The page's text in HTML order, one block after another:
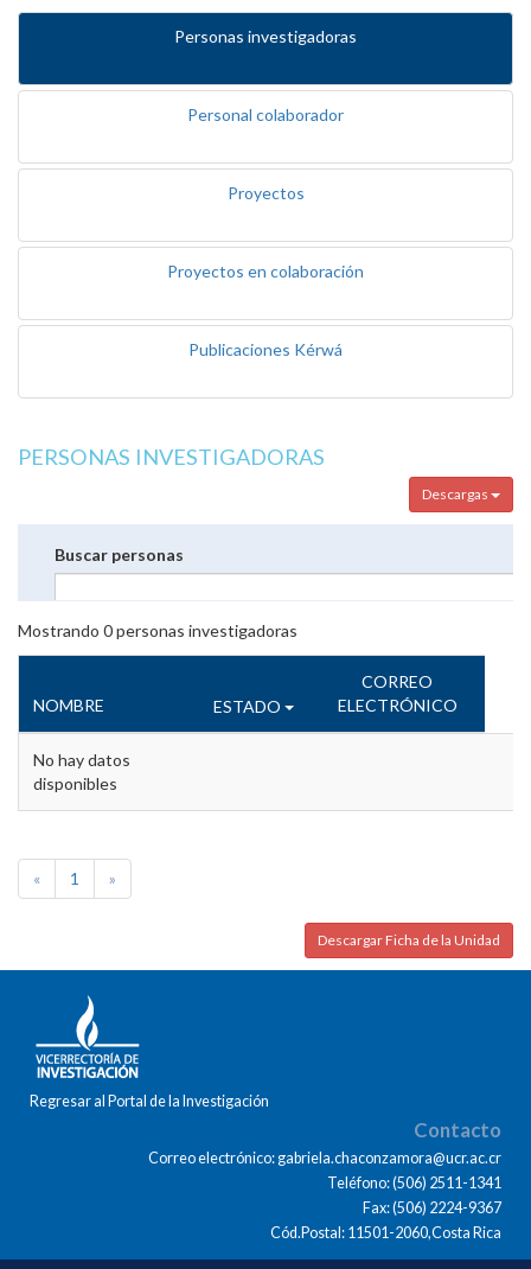
Personas investigadoras
Personal colaborador
Proyectos
Proyectos en colaboración
Publicaciones Kérwá
PERSONAS INVESTIGADORAS
Descargas
Buscar personas
Mostrando 0personas investigadoras
NOMBRE ESTADO
CORREO
ELECTRÓNICO
No hay datos
disponibles
« 1 »
Descargar Ficha de la Unidad
Regresar al Portal de la Investigación
Contacto
Correo electrónico: gabriela.chaconzamora@ucr.ac.cr
Teléfono: (506) 2511-1341
Fax: (506) 2224-9367
Cód.Postal: 11501-2060,Costa Rica